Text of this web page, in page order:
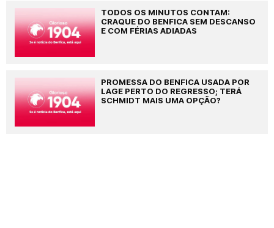
TODOS OS MINUTOS CONTAM:
CRAQUE DO BENFICA SEM DESCANSO
E COM FÉRIAS ADIADAS
PROMESSA DO BENFICA USADA POR
LAGE PERTO DO REGRESSO; TERÁ
SCHMIDT MAIS UMA OPÇÃO?